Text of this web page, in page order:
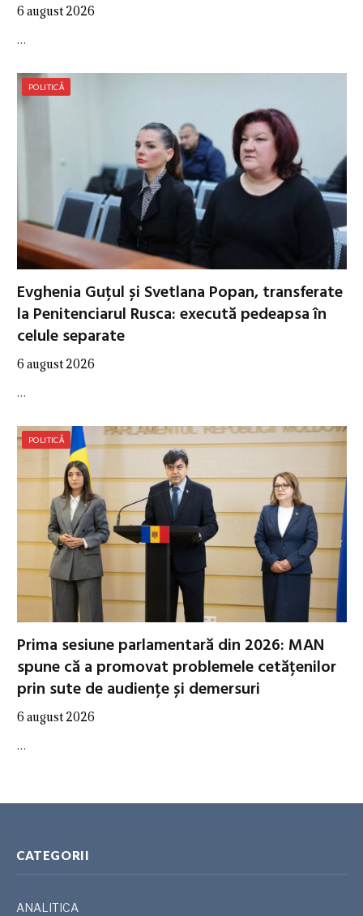
6 august 2026
…
POLITICĂ
Evghenia Guțul și Svetlana Popan, transferate
la Penitenciarul Rusca: execută pedeapsa în
celule separate
6 august 2026
…
POLITICĂ
Prima sesiune parlamentară din 2026: MAN
spune că a promovat problemele cetățenilor
prin sute de audiențe și demersuri
6 august 2026
…
CATEGORII
ANALITICA